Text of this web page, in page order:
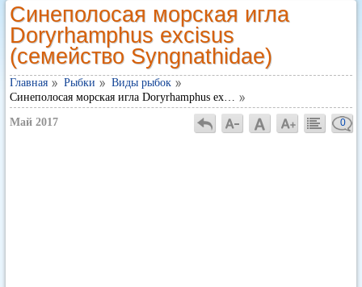
Синеполосая морская игла
Doryrhamphus excisus
(семейство Syngnathidae)
Главная Рыбки
Виды рыбок
Синеполосая морская игла Doryrhamphus ex…
Май 2017 0